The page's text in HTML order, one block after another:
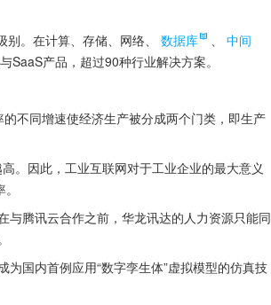
别。在计算、存储、网络、 数据库 、
中间
产品，超过90种行业解决方案。
不同增速使经济生产被分成两个门类，即生产
。因此，工业互联网对于工业企业的最大意义
与腾讯云合作之前，华龙讯达的人力资源只能同
国内首例应用“数字孪生体”虚拟模型的仿真技